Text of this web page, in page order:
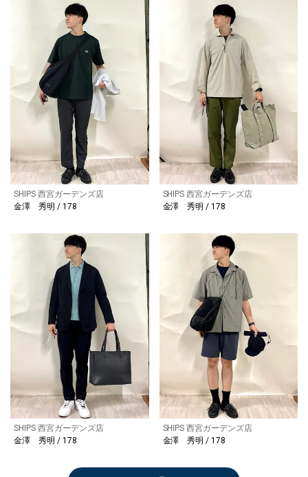
SHIPS 西宮ガーデンズ店
金澤 秀明 / 178
SHIPS 西宮ガーデンズ店
金澤 秀明 / 178
SHIPS 西宮ガーデンズ店
金澤 秀明 / 178
SHIPS 西宮ガーデンズ店
金澤 秀明 / 178